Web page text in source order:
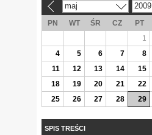
maj 2009
PN WT ŚR CZ PT
1
4
5 6 7 8
11
12 13 14 15
18
19 20 21 22
25
26 27 28 29
SPIS TREŚCI